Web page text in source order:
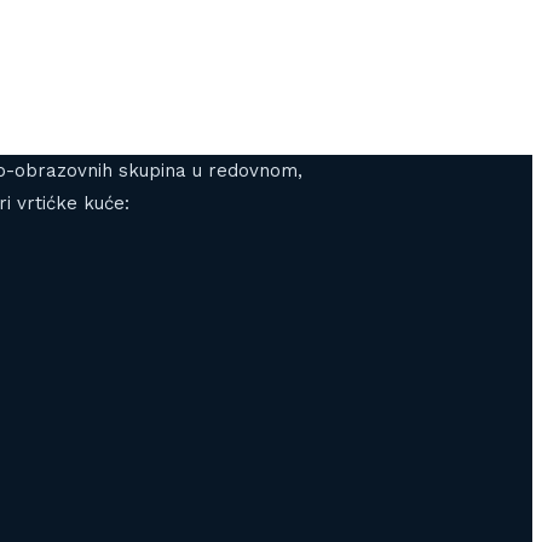
obrazovnih skupina u redovnom,
vrtićke kuće: